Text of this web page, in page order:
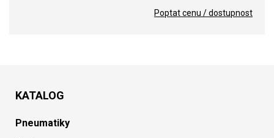
Poptat cenu / dostupnost
KATALOG
Pneumatiky